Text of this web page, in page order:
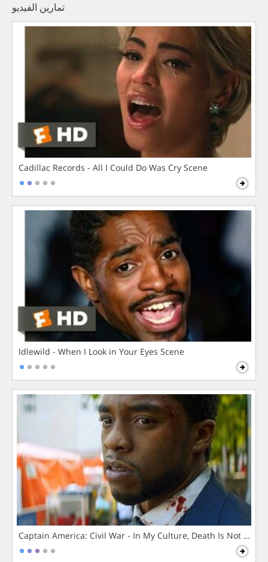
تمارين الفيديو
Cadillac Records - All I Could Do Was Cry Scene
Idlewild - When I Look in Your Eyes Scene
Captain America: Civil War - In My Culture, Death Is Not The